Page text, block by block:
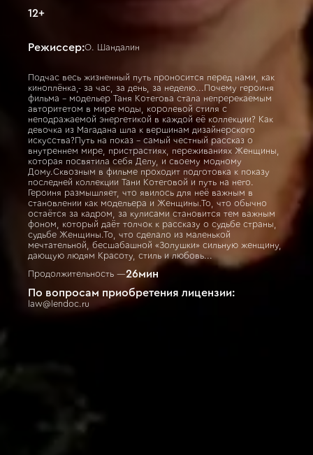
12+
Режиссер:О. Шандалин
Подчас весь жизненный путь проносится перед нами, как
киноплёнка,- за час, за день, за неделю...Почему героиня
фильма - модельер Таня Котегова стала непререкаемым
авторитетом в мире моды, королевой стиля с
неподражаемой энергетикой в каждой её коллекции? Как
девочка из Магадана шла к вершинам дизайнерского
искусства?Путь на показ - самый честный рассказ о
внутреннем мире, пристрастиях, переживаниях Женщины,
которая посвятила себя Делу, и своему модному
Дому.Сквозным в фильме проходит подготовка к показу
последней коллекции Тани Котеговой и путь на него.
Героиня размышляет, что явилось для неё важным в
становлении как модельера и Женщины.То, что обычно
остаётся за кадром, за кулисами становится тем важным
фоном, который даёт толчок к рассказу о судьбе страны,
судьбе Женщины.То, что сделало из маленькой
мечтательной, бесшабашной «Золушки» сильную женщину,
дающую людям Красоту, стиль и любовь...
Продолжительность —26мин
По вопросам приобретения лицензии:
law@lendoc.ru